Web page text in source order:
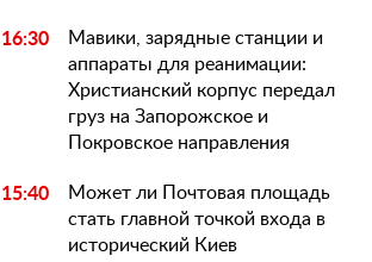
16:30
Мавики, зарядные станции и
аппараты для реанимации:
Христианский корпус передал
груз на Запорожское и
Покровское направления
15:40
Может ли Почтовая площадь
стать главной точкой входа в
исторический Киев